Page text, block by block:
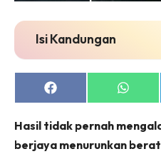
Isi Kandungan
Share
on
Share
on
Hasil tidak pernah
berjaya menurunkan